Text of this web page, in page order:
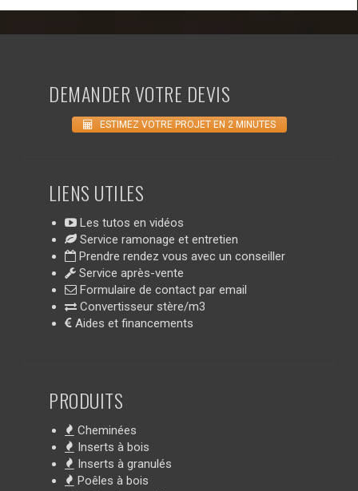
DEMANDER VOTRE DEVIS
ESTIMEZ VOTRE PROJET EN 2 MINUTES
LIENS UTILES
Les tutos en vidéos
Service ramonage et entretien
Prendre rendez vous avec un conseiller
Service après-vente
Formulaire de contact par email
Convertisseur stère/m3
Aides et financements
PRODUITS
Cheminées
Inserts à bois
Inserts à granulés
Poêles à bois